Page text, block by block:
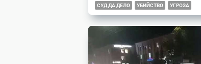
СУД ДА ДЕЛО УБИЙСТВО УГРОЗА